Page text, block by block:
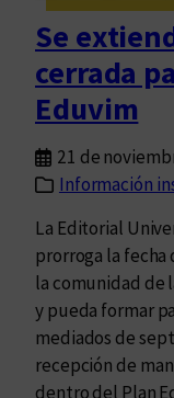
i
a
e
c
o
n
c
i
m
i
e
n
u
g
u
ó
s
u
l
i
b
r
e
r
Se
cerrada
Eduvim
21 de
Información
La Editorial
prorroga la fecha
la comunidad de
y pueda formar
mediados de
recepción de
dentro del Plan